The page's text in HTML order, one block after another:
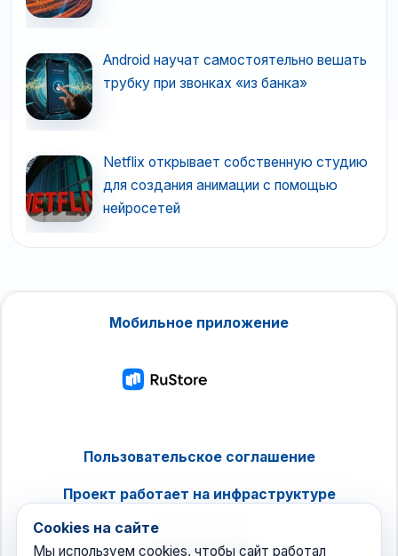
Android научат самостоятельно вешать
трубку при звонках «из банка»
Netflix открывает собственную студию
для создания анимации с помощью
нейросетей
Мобильное приложение
Пользовательское соглашение
Проект работает на инфраструктуре
Cookies на сайте
Мы используем cookies, чтобы сайт работал